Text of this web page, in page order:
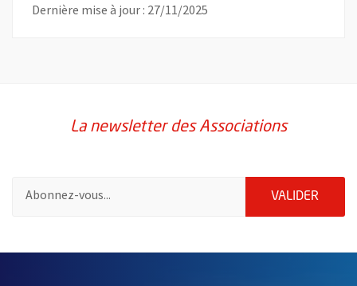
Dernière mise à jour : 27/11/2025
La newsletter des Associations
VALIDER